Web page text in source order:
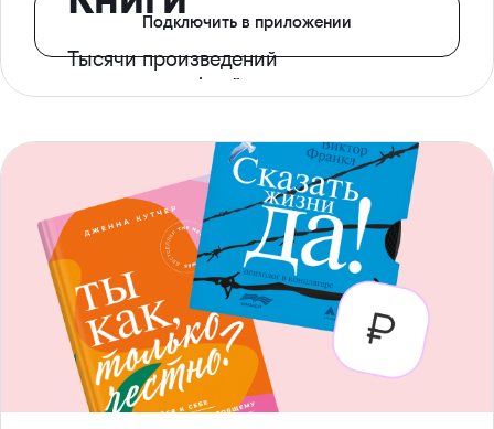
Тысячи произведений
с доступом офлайн
Подключить в приложении